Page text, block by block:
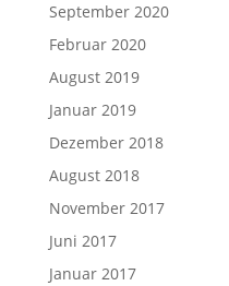
September 2020
Februar 2020
August 2019
Januar 2019
Dezember 2018
August 2018
November 2017
Juni 2017
Januar 2017